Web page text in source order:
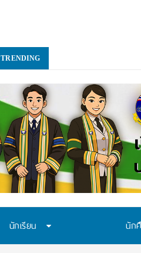
TRENDING
นักเรียน นัก